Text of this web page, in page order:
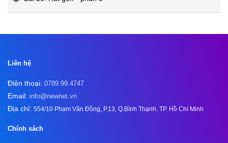
Liên hệ
Điện thoại: 0789.99.4747
Email: info@newnet.vn
Địa chỉ: 554/10 Phạm Văn Đồng, P.13, Q.Bình Thạnh, TP. Hồ Chí Minh
Chính sách